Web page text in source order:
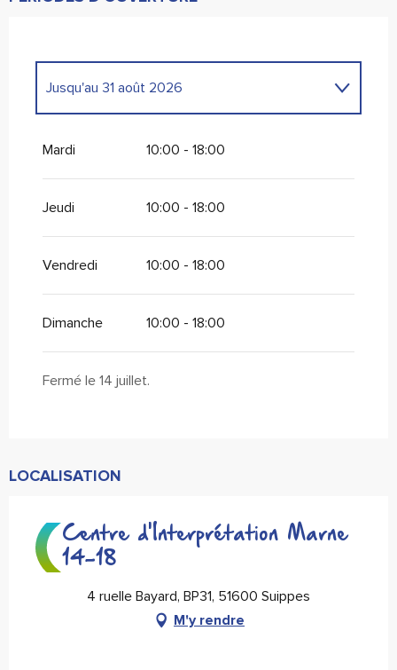
Jusqu'au 31 août 2026
Du1 septembre 2026au30 novembre
2026
Mardi 10:00 - 18:00
Jeudi 10:00 - 18:00
Vendredi 10:00 - 18:00
Dimanche 10:00 - 18:00
Fermé le 14 juillet.
LOCALISATION
Centre d'Interprétation Marne
14-18
4 ruelle Bayard, BP31, 51600 Suippes
M'y rendre